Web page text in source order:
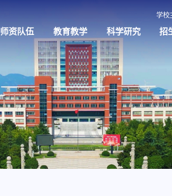
学校
师资队伍 教育教学 科学研究 招